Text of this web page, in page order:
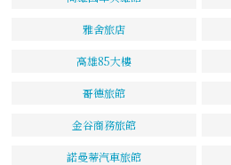
雅舍旅店
高雄85大樓
哥德旅館
金谷商務旅館
諾曼蒂汽車旅館